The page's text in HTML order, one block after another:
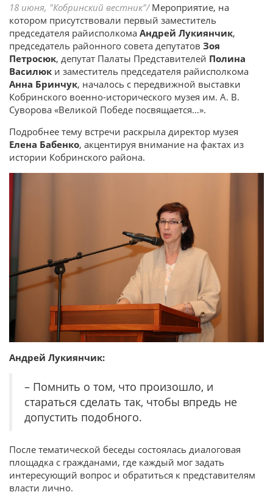
18 июня, "Кобринский вестник"/Мероприятие, на
котором присутствовали первый заместитель
председателя райисполкома Андрей Лукиянчик,
председатель районного совета депутатов Зоя
Петросюк, депутат Палаты Представителей Полина
Василюк и заместитель председателя райисполкома
Анна Бринчук, началось с передвижной выставки
Кобринского военно-исторического музея им. А. В.
Суворова «Великой Победе посвящается…».
Подробнее тему встречи раскрыла директор музея
Елена Бабенко, акцентируя внимание на фактах из
истории Кобринского района.
Андрей Лукиянчик:
– Помнить о том, что произошло, и
стараться сделать так, чтобы впредь не
допустить подобного.
После тематической беседы состоялась диалоговая
площадка с гражданами, где каждый мог задать
интересующий вопрос и обратиться к представителям
власти лично.